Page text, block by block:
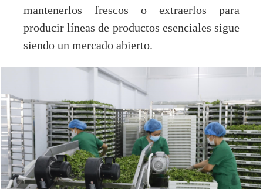
mantenerlos frescos o extraerlos para
producir líneas de productos esenciales sigue
siendo un mercado abierto.